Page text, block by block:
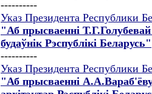
----------
Указ Президента Республики
"Аб прысваеннi
будаўнiк Рэспублiкi Беларусь"
----------
Указ Президента Республики
"Аб прысваеннi